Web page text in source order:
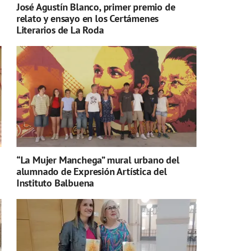
José Agustín Blanco, primer premio de
relato y ensayo en los Certámenes
Literarios de La Roda
“La Mujer Manchega” mural urbano del
alumnado de Expresión Artística del
Instituto Balbuena